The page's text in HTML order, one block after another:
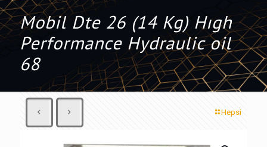
Mobil Dte 26 (14 Kg) Hıgh
Performance Hydraulic oil
68
Hepsi